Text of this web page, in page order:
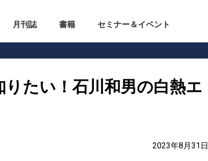
月刊誌 書籍 セミナー＆イベント
りたい！石川和男の白熱エ
2023年8月31日